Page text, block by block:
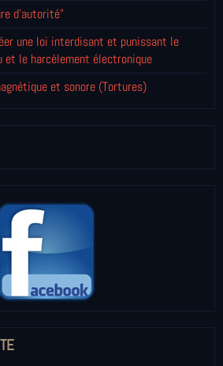
d'autorité"
une loi interdisant et punissant le
et le harcèlement électronique
et sonore (Tortures)